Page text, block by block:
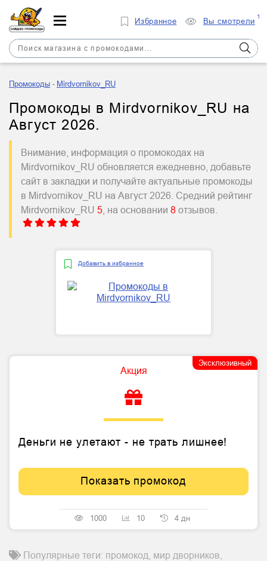
Промокоды Mirdvornikov_RU
Промокоды в Mirdvornikov_RU на
Август 2026.
Внимание, информация о промокодах на
Mirdvornikov_RU обновляется ежедневно, добавьте
сайт в закладки и получайте актуальные промокоды
в Mirdvornikov_RU на Август 2026. Средний рейтинг
Mirdvornikov_RU 5 , на основании 8 отзывов.
Добавить в избранное
Эксклюзивный
Акция
Деньги не улетают - не трать лишнее!
Показать промокод
1000 10 4 дн
Популярные теги: промокод, мир дворников,
Избранное Вы смотрели
1